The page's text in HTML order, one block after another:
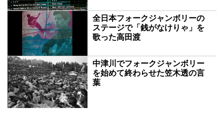
全日本フォークジャンボリーの
ステージで「銭がなけりゃ」を
歌った高田渡
中津川でフォークジャンボリー
を始めて終わらせた笠木透の言
葉